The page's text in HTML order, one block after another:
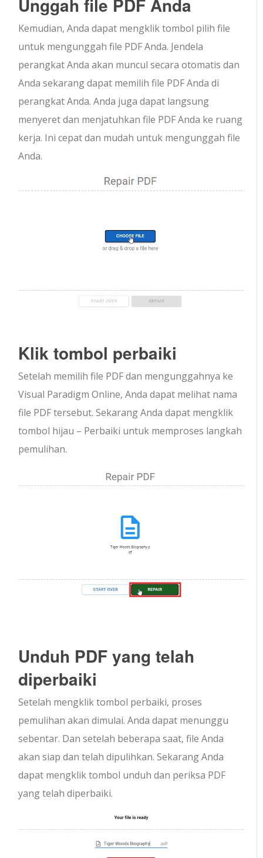
Unggah file PDF Anda
Kemudian, Anda dapat mengklik tombol pilih file
untuk mengunggah file PDF Anda. Jendela
perangkat Anda akan muncul secara otomatis dan
Anda sekarang dapat memilih file PDF Anda di
perangkat Anda. Anda juga dapat langsung
menyeret dan menjatuhkan file PDF Anda ke ruang
kerja. Ini cepat dan mudah untuk mengunggah file
Anda.
Klik tombol perbaiki
Setelah memilih file PDF dan mengunggahnya ke
Visual Paradigm Online, Anda dapat melihat nama
file PDF tersebut. Sekarang Anda dapat mengklik
tombol hijau – Perbaiki untuk memproses langkah
pemulihan.
Unduh PDF yang telah
diperbaiki
Setelah mengklik tombol perbaiki, proses
pemulihan akan dimulai. Anda dapat menunggu
sebentar. Dan setelah beberapa saat, file Anda
akan siap dan telah dipulihkan. Sekarang Anda
dapat mengklik tombol unduh dan periksa PDF
yang telah diperbaiki.